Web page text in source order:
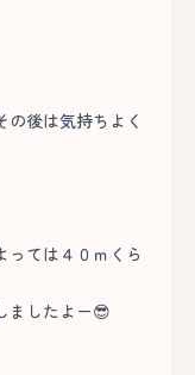
後は気持ちよく
っては４０ｍくら
ましたよー😎